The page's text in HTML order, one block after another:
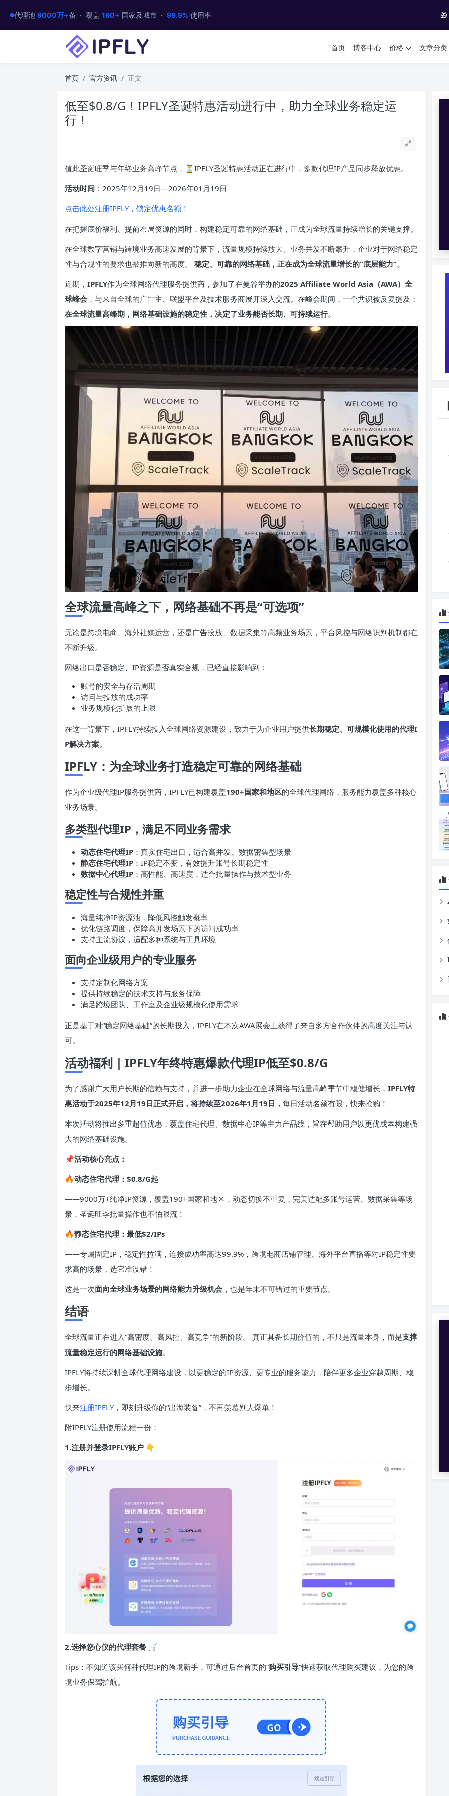
代理池 9000万+条 · 覆盖 190+ 国家及城市 · 99.9% 使用率 🎁
首页 博客中心 价格 文章分类
首页 官方资讯 正文
低至$0.8/G！IPFLY圣诞特惠活动进行中，助力全球业务稳定运
行！
值此圣诞旺季与年终业务高峰节点，⏳IPFLY圣诞特惠活动正在进行中，多款代理IP产品同步释放优惠。
活动时间 ：2025年12月19日—2026年01月19日
点击此处注册IPFLY，锁定优惠名额！
在把握底价福利、提前布局资源的同时，构建稳定可靠的网络基础，正成为全球流量持续增长的关键支撑。
在全球数字营销与跨境业务高速发展的背景下，流量规模持续放大、业务并发不断攀升，企业对于网络稳定
性与合规性的要求也被推向新的高度。 稳定、可靠的网络基础，正在成为全球流量增长的“底层能力”。
近期， IPFLY作为全球网络代理服务提供商，参加了在曼谷举办的2025 Affiliate World Asia（AWA）全
球峰会 ，与来自全球的广告主、联盟平台及技术服务商展开深入交流。在峰会期间，一个共识被反复提及：
在全球流量高峰期，网络基础设施的稳定性，决定了业务能否长期、可持续运行。
全球流量高峰之下，网络基础不再是“可选项”
无论是跨境电商、海外社媒运营，还是广告投放、数据采集等高频业务场景，平台风控与网络识别机制都在
不断升级。
网络出口是否稳定、IP资源是否真实合规，已经直接影响到：
账号的安全与存活周期
访问与投放的成功率
业务规模化扩展的上限
在这一背景下，IPFLY持续投入全球网络资源建设，致力于为企业用户提供长期稳定、可规模化使用的代理I
P解决方案。
IPFLY：为全球业务打造稳定可靠的网络基础
作为企业级代理IP服务提供商，IPFLY已构建覆盖190+国家和地区的全球代理网络，服务能力覆盖多种核心
业务场景。
多类型代理IP，满足不同业务需求
动态住宅代理IP ：真实住宅出口，适合高并发、数据密集型场景
静态住宅代理IP ：IP稳定不变，有效提升账号长期稳定性
数据中心代理IP ：高性能、高速度，适合批量操作与技术型业务
稳定性与合规性并重
海量纯净IP资源池，降低风控触发概率
优化链路调度，保障高并发场景下的访问成功率
支持主流协议，适配多种系统与工具环境
面向企业级用户的专业服务
支持定制化网络方案
提供持续稳定的技术支持与服务保障
满足跨境团队、工作室及企业级规模化使用需求
正是基于对“稳定网络基础”的长期投入，IPFLY在本次AWA展会上获得了来自多方合作伙伴的高度关注与认
可。
活动福利｜IPFLY年终特惠爆款代理IP低至$0.8/G
为了感谢广大用户长期的信赖与支持，并进一步助力企业在全球网络与流量高峰季节中稳健增长， IPFLY特
惠活动于2025年12月19日正式开启，将持续至2026年1月19日， 每日活动名额有限，快来抢购！
本次活动将推出多重超值优惠，覆盖住宅代理、数据中心IP等主力产品线，旨在帮助用户以更优成本构建强
大的网络基础设施。
📌活动核心亮点：
🔥动态住宅代理：$0.8/G起
——9000万+纯净IP资源，覆盖190+国家和地区，动态切换不重复，完美适配多账号运营、数据采集等场
景，圣诞旺季批量操作也不怕限流！
🔥静态住宅代理：最低$2/IPs
——专属固定IP，稳定性拉满，连接成功率高达99.9%，跨境电商店铺管理、海外平台直播等对IP稳定性要
求高的场景，选它准没错！
这是一次面向全球业务场景的网络能力升级机会 ，也是年末不可错过的重要节点。
结语
全球流量正在进入“高密度、高风控、高竞争”的新阶段。 真正具备长期价值的，不只是流量本身，而是支撑
流量稳定运行的网络基础设施。
IPFLY将持续深耕全球代理网络建设，以更稳定的IP资源、更专业的服务能力，陪伴更多企业穿越周期、稳
步增长。
快来注册IPFLY，即刻升级你的“出海装备”，不再羡慕别人爆单！
附IPFLY注册使用流程一份：
1.注册并登录IPFLY账户 👇
2.选择您心仪的代理套餐 🛒
Tips：不知道该买何种代理IP的跨境新手，可通过后台首页的“购买引导”快速获取代理购买建议，为您的跨
境业务保驾护航。